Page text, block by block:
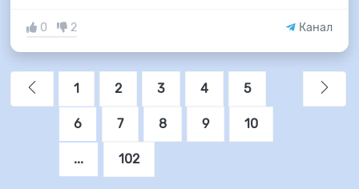
0 2 Канал
1 2 3 4 5
6 7 8 9 10
... 102